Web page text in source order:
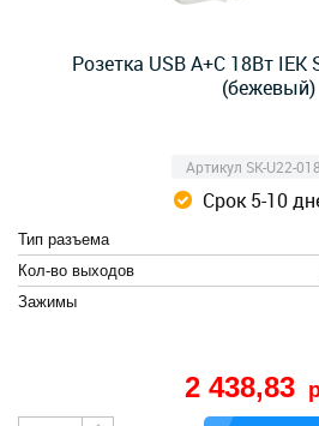
Розетка USB A+C 18Вт IEK
(бежевый)
Артикул SK-U22-
Срок 5-10
Тип разъема
Кол-во выходов
Зажимы
2 438,83